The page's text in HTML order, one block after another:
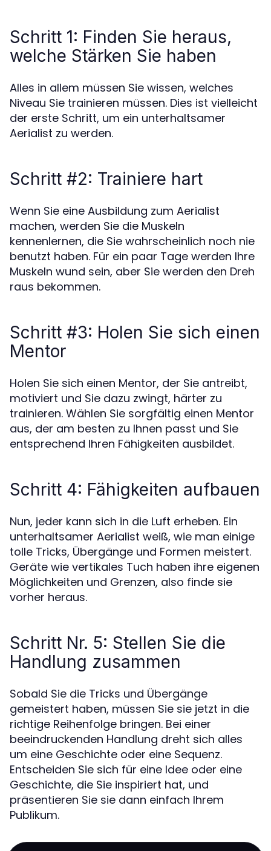
Schritt 1: Finden Sie heraus,
welche Stärken Sie haben
Alles in allem müssen Sie wissen, welches
Niveau Sie trainieren müssen. Dies ist vielleicht
der erste Schritt, um ein unterhaltsamer
Aerialist zu werden.
Schritt #2: Trainiere hart
Wenn Sie eine Ausbildung zum Aerialist
machen, werden Sie die Muskeln
kennenlernen, die Sie wahrscheinlich noch nie
benutzt haben. Für ein paar Tage werden Ihre
Muskeln wund sein, aber Sie werden den Dreh
raus bekommen.
Schritt #3: Holen Sie sich einen
Mentor
Holen Sie sich einen Mentor, der Sie antreibt,
motiviert und Sie dazu zwingt, härter zu
trainieren. Wählen Sie sorgfältig einen Mentor
aus, der am besten zu Ihnen passt und Sie
entsprechend Ihren Fähigkeiten ausbildet.
Schritt 4: Fähigkeiten aufbauen
Nun, jeder kann sich in die Luft erheben. Ein
unterhaltsamer Aerialist weiß, wie man einige
tolle Tricks, Übergänge und Formen meistert.
Geräte wie vertikales Tuch haben ihre eigenen
Möglichkeiten und Grenzen, also finde sie
vorher heraus.
Schritt Nr. 5: Stellen Sie die
Handlung zusammen
Sobald Sie die Tricks und Übergänge
gemeistert haben, müssen Sie sie jetzt in die
richtige Reihenfolge bringen. Bei einer
beeindruckenden Handlung dreht sich alles
um eine Geschichte oder eine Sequenz.
Entscheiden Sie sich für eine Idee oder eine
Geschichte, die Sie inspiriert hat, und
präsentieren Sie sie dann einfach Ihrem
Publikum.